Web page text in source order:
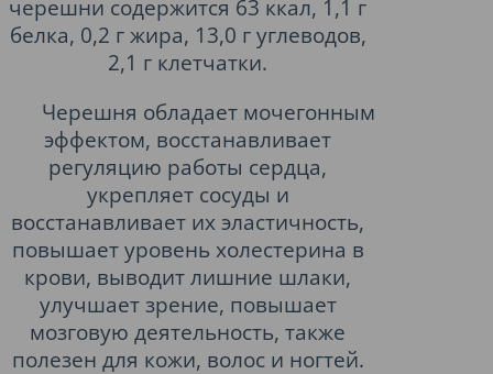
черешни содержится 63 ккал, 1,1 г
белка, 0,2 г жира, 13,0 г углеводов,
2,1 г клетчатки.
Черешня обладает мочегонным
эффектом, восстанавливает
регуляцию работы сердца,
укрепляет сосуды и
восстанавливает их эластичность,
повышает уровень холестерина в
крови, выводит лишние шлаки,
улучшает зрение, повышает
мозговую деятельность, также
полезен для кожи, волос и ногтей.